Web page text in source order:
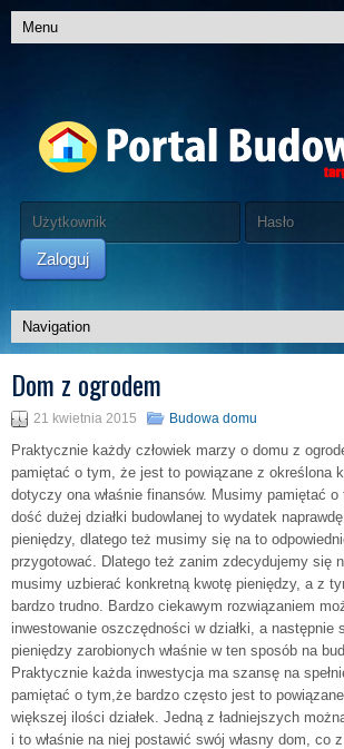
Zaloguj
Dom z ogrodem
21 kwietnia 2015 Budowa domu
Praktycznie każdy człowiek marzy o domu z
pamiętać o tym, że jest to powiązane z określona
dotyczy ona właśnie finansów. Musimy pamiętać
dość dużej działki budowlanej to wydatek
pieniędzy, dlatego też musimy się na to
przygotować. Dlatego też zanim zdecydujemy się
musimy uzbierać konkretną kwotę pieniędzy, a z
bardzo trudno. Bardzo ciekawym rozwiązaniem
inwestowanie oszczędności w działki, a następnie
pieniędzy zarobionych właśnie w ten sposób na
Praktycznie każda inwestycja ma szansę na
pamiętać o tym,że bardzo często jest to
większej ilości działek. Jedną z ładniejszych
i to właśnie na niej postawić swój własny dom, co